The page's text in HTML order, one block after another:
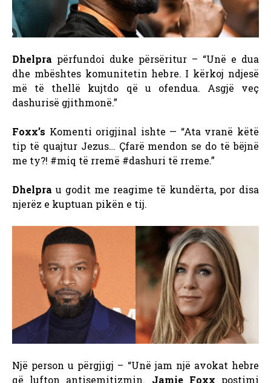
Dhelpra përfundoi duke përsëritur – “Unë e dua
dhe mbështes komunitetin hebre. I kërkoj ndjesë
më të thellë kujtdo që u ofendua. Asgjë veç
dashurisë gjithmonë.”
Foxx’s Komenti origjinal ishte — “Ata vranë këtë
tip të quajtur Jezus… Çfarë mendon se do të bëjnë
me ty?! #miq të rremë #dashuri të rreme.”
Dhelpra u godit me reagime të kundërta, por disa
njerëz e kuptuan pikën e tij.
Një person u përgjigj – “Unë jam një avokat hebre
që lufton antisemitizmin. Jamie Foxx postimi